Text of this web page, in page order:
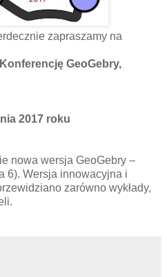
zapraszamy na
GeoGebry,
2017 roku
nowa wersja GeoGebry –
6). Wersja innowacyjna i
zarówno wykłady,